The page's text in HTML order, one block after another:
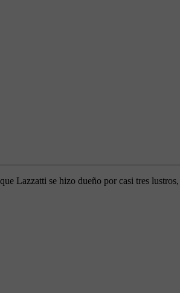
Lazzatti se hizo dueño por casi tres